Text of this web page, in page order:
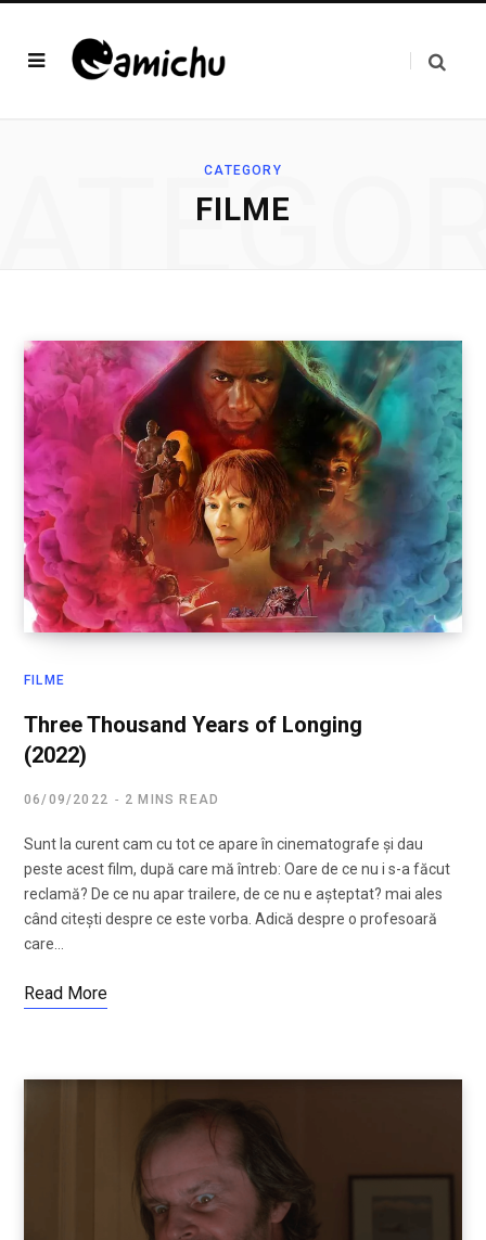
CATEGORY
FILME
FILME
Three Thousand Years of Longing
(2022)
06/09/2022 2 MINS READ
Sunt la curent cam cu tot ce apare în cinematografe și dau
peste acest film, după care mă întreb: Oare de ce nu i s-a făcut
reclamă? De ce nu apar trailere, de ce nu e așteptat? mai ales
când citești despre ce este vorba. Adică despre o profesoară
care…
Read More